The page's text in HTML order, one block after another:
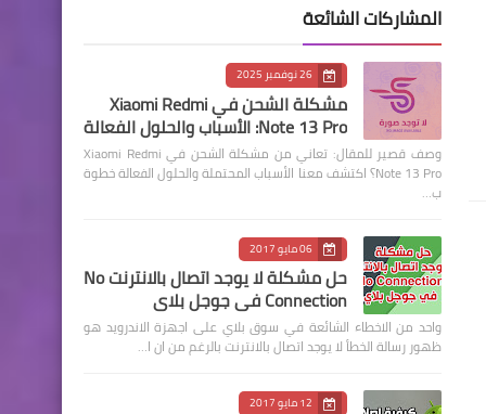
المشاركات الشائعة
26 نوفمبر 2025
مشكلة الشحن في Xiaomi Redmi
Note 13 Pro: الأسباب والحلول الفعالة
وصف قصير للمقال: تعاني من مشكلة الشحن في Xiaomi Redmi
Note 13 Pro؟ اكتشف معنا الأسباب المحتملة والحلول الفعالة خطوة
ب…
06 مايو 2017
حل مشكلة لا يوجد اتصال بالانترنت No
Connection في جوجل بلاي
واحد من الاخطاء الشائعة في سوق بلاي على اجهزة الاندرويد هو
ظهور رسالة الخطأ لا يوجد اتصال بالانترنت بالرغم من ان ا…
12 مايو 2017